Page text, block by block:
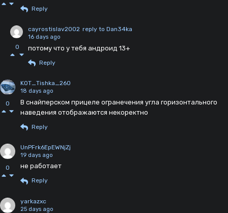
Reply
0
cayrostislav2002 reply to Dan34ka
16 days ago
потому что у тебя андроид 13+
Reply
0
KOT_Tishka_260
18 days ago
В снайперском прицеле огранечения угла горизонтального
наведения отображаются некоректно
Reply
0
UnPFrk6EpEWNjZj
19 days ago
не работает
Reply
yarkazxc
25 days ago